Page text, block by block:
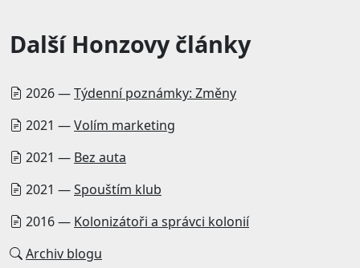
Další Honzovy články
2026 —Týdenní poznámky: Změny
2021 —Volím marketing
2021 — Bez auta
2021 —Spouštím klub
2016 — Kolonizátoři a správci kolonií
Archiv blogu